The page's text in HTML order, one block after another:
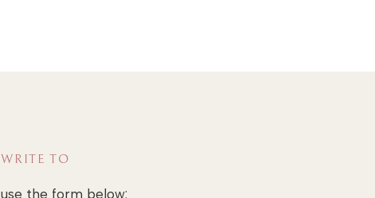
WRITE TO
use the form below: